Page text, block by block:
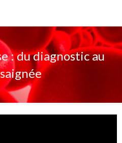
: du diagnostic au